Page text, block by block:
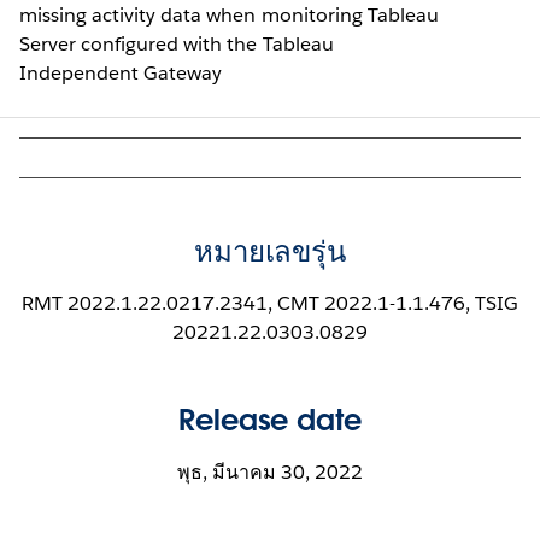
missing activity data when monitoring Tableau
Server configured with the Tableau
Independent Gateway
หมายเลขรุ่น
RMT 2022.1.22.0217.2341, CMT 2022.1-1.1.476, TSIG
20221.22.0303.0829
Release date
พุธ, มีนาคม 30, 2022